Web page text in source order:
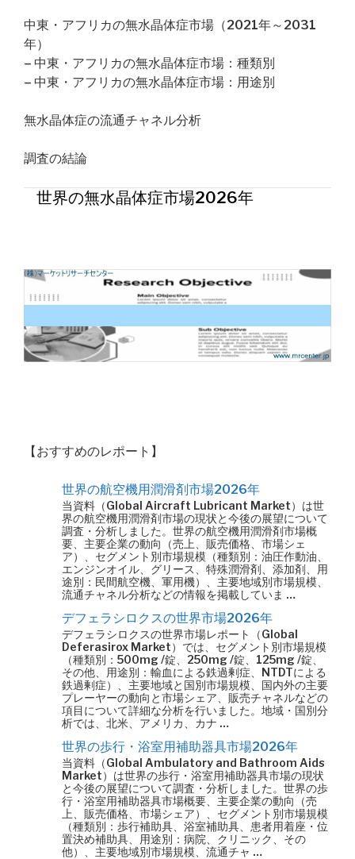
中東・アフリカの無水晶体症市場（2021年～2031
年）
– 中東・アフリカの無水晶体症市場：種類別
– 中東・アフリカの無水晶体症市場：用途別
無水晶体症の流通チャネル分析
調査の結論
世界の無水晶体症市場2026年
【おすすめのレポート】
世界の航空機用潤滑剤市場2026年
当資料（Global Aircraft Lubricant Market）は世
界の航空機用潤滑剤市場の現状と今後の展望について
調査・分析しました。世界の航空機用潤滑剤市場概
要、主要企業の動向（売上、販売価格、市場シェ
ア）、セグメント別市場規模（種類別：油圧作動油、
エンジンオイル、グリース、特殊潤滑剤、添加剤、用
途別：民間航空機、軍用機）、主要地域別市場規模、
流通チャネル分析などの情報を掲載していま …
デフェラシロクスの世界市場2026年
デフェラシロクスの世界市場レポート（Global
Deferasirox Market）では、セグメント別市場規模
（種類別：500mg /錠、250mg /錠、125mg /錠、
その他、用途別：輸血による鉄過剰症、NTDTによる
鉄過剰症）、主要地域と国別市場規模、国内外の主要
プレーヤーの動向と市場シェア、販売チャネルなどの
項目について詳細な分析を行いました。地域・国別分
析では、北米、アメリカ、カナ …
世界の歩行・浴室用補助器具市場2026年
当資料（Global Ambulatory and Bathroom Aids
Market）は世界の歩行・浴室用補助器具市場の現状
と今後の展望について調査・分析しました。世界の歩
行・浴室用補助器具市場概要、主要企業の動向（売
上、販売価格、市場シェア）、セグメント別市場規模
（種類別：歩行補助具、浴室補助具、患者用着座・位
置決め補助具、用途別：病院、クリニック、その
他）、主要地域別市場規模、流通チャ …